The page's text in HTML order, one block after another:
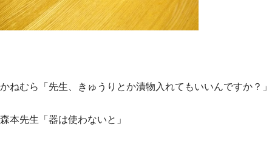
かねむら「先生、きゅうりとか漬物入れてもいいんですか？」
森本先生「器は使わないと」